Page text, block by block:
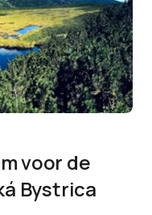
voor de
Bystrica